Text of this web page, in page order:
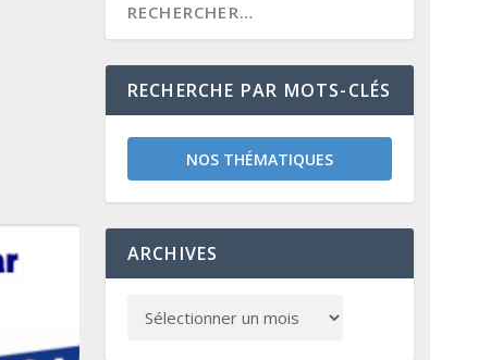
RECHERCHE PAR MOTS-CLÉS
NOS THÉMATIQUES
ARCHIVES